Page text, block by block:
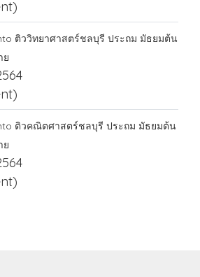
ติววิทยาศาสตร์ชลบุรี ประถม มัธยมต้น
ย
ติวคณิตศาสตร์ชลบุรี ประถม มัธยมต้น
ย